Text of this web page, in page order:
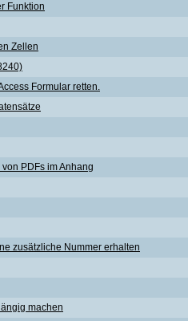
Funktion
Zellen
Formular retten.
PDFs im Anhang
zusätzliche Nummer erhalten
machen